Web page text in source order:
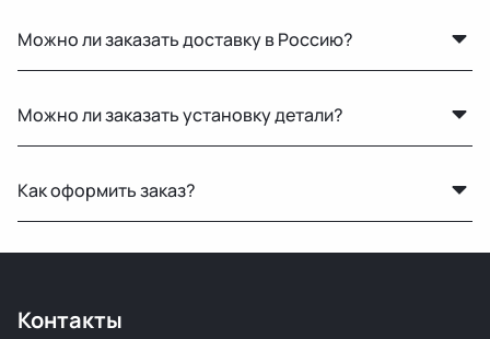
Можно ли заказать доставку в Россию?
другие регионы РФ. Работаем с проверенными
транспортными компаниями.
Можно ли заказать установку детали?
только на продаже автозапчастей.
Как оформить заказ?
Контакты